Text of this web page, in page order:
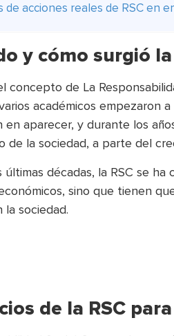
de acciones reales de RSC en
y cómo surgió
concepto de La
académicos empezaron
en aparecer, y durante los
de la sociedad, a parte del
últimas décadas, la RSC se
sino que tienen
la sociedad.
de la RSC